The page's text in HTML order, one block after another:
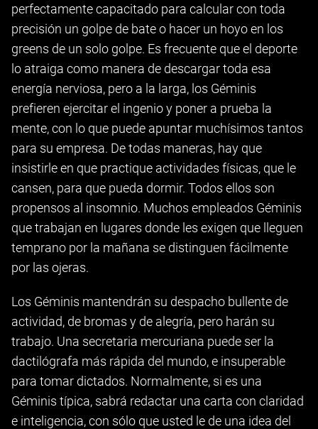
perfectamente capacitado para calcular con toda
precisión un golpe de bate o hacer un hoyo en los
greens de un solo golpe. Es frecuente que el deporte
lo atraiga como manera de descargar toda esa
energía nerviosa, pero a la larga, los Géminis
prefieren ejercitar el ingenio y poner a prueba la
mente, con lo que puede apuntar muchísimos tantos
para su empresa. De todas maneras, hay que
insistirle en que practique actividades físicas, que le
cansen, para que pueda dormir. Todos ellos son
propensos al insomnio. Muchos empleados Géminis
que trabajan en lugares donde les exigen que lleguen
temprano por la mañana se distinguen fácilmente
por las ojeras.
Los Géminis mantendrán su despacho bullente de
actividad, de bromas y de alegría, pero harán su
trabajo. Una secretaria mercuriana puede ser la
dactilógrafa más rápida del mundo, e insuperable
para tomar dictados. Normalmente, si es una
Géminis típica, sabrá redactar una carta con claridad
e inteligencia, con sólo que usted le de una idea del